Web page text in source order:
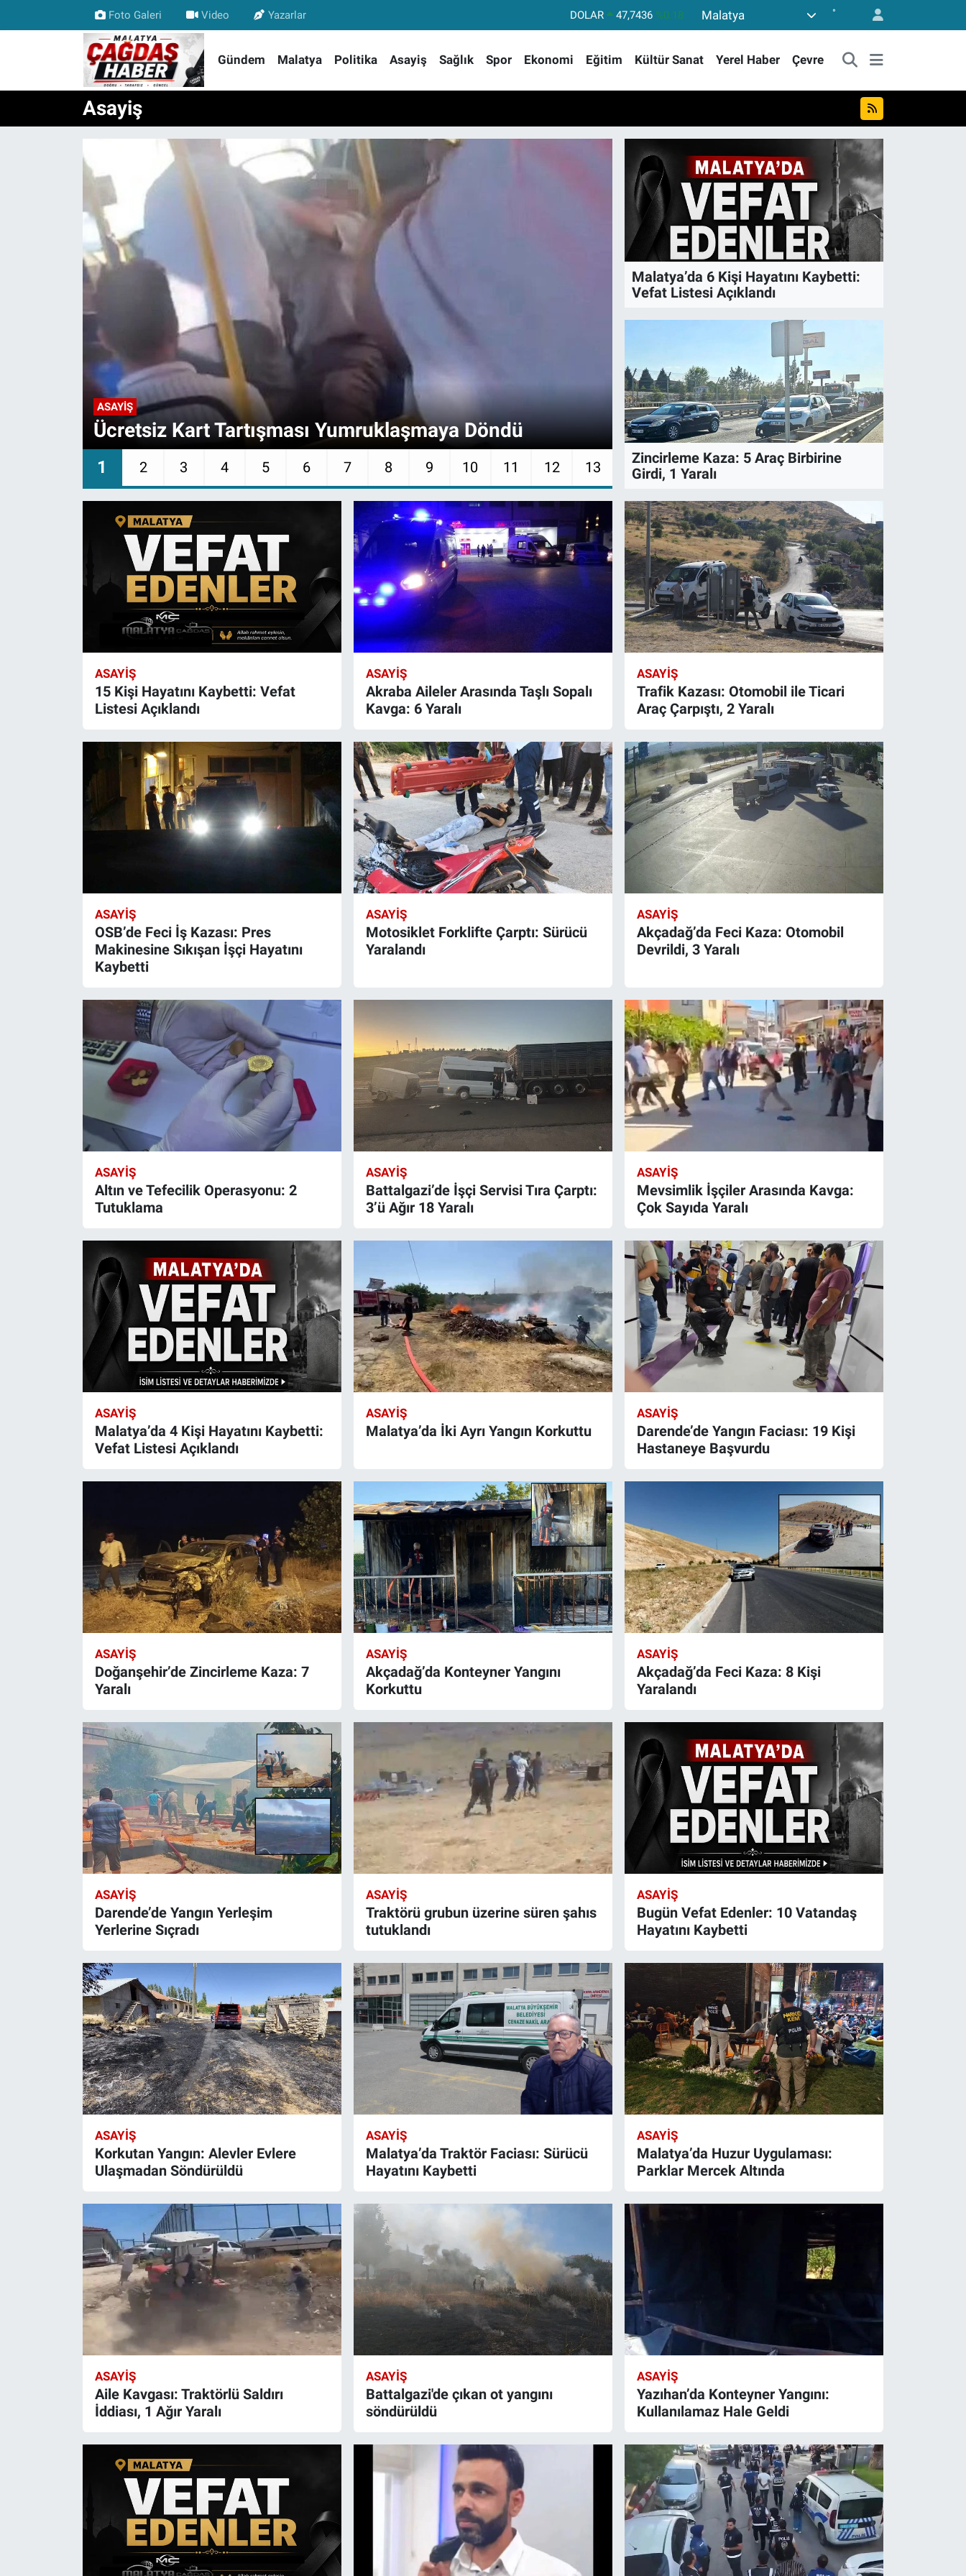
Foto Galeri Video Yazarlar EURO 55,2510 %0.32
GRAM ALTIN
6660.55 %0.03
BİST100
13.779 %-14
Malatya °
Gündem Malatya Politika Asayiş Sağlık Spor Ekonomi Eğitim Kültür Sanat Yerel Haber Çevre
Asayiş
ASAYIŞ
Ücretsiz Kart Tartışması Yumruklaşmaya Döndü
ASAYIŞ
Otobüs Şoförü! Fenalaşan Yolcuyu
1 2 3 4 5 6 7 8 9 10 11 12 13
Malatya’da 6 Kişi Hayatını Kaybetti:
Vefat Listesi Açıklandı
Zincirleme Kaza: 5 Araç Birbirine
Girdi, 1 Yaralı
ASAYIŞ
15 Kişi Hayatını Kaybetti: Vefat
Listesi Açıklandı
ASAYIŞ
Akraba Aileler Arasında Taşlı Sopalı
Kavga: 6 Yaralı
ASAYIŞ
Trafik Kazası: Otomobil ile Ticari
Araç Çarpıştı, 2 Yaralı
ASAYIŞ
OSB’de Feci İş Kazası: Pres
Makinesine Sıkışan İşçi Hayatını
Kaybetti
ASAYIŞ
Motosiklet Forklifte Çarptı: Sürücü
Yaralandı
ASAYIŞ
Akçadağ’da Feci Kaza: Otomobil
Devrildi, 3 Yaralı
ASAYIŞ
Altın ve Tefecilik Operasyonu: 2
Tutuklama
ASAYIŞ
Battalgazi’de İşçi Servisi Tıra Çarptı:
3’ü Ağır 18 Yaralı
ASAYIŞ
Mevsimlik İşçiler Arasında Kavga:
Çok Sayıda Yaralı
ASAYIŞ
Malatya’da 4 Kişi Hayatını Kaybetti:
Vefat Listesi Açıklandı
ASAYIŞ
Malatya’da İki Ayrı Yangın Korkuttu
ASAYIŞ
Darende’de Yangın Faciası: 19 Kişi
Hastaneye Başvurdu
ASAYIŞ
Doğanşehir’de Zincirleme Kaza: 7
Yaralı
ASAYIŞ
Akçadağ’da Konteyner Yangını
Korkuttu
ASAYIŞ
Akçadağ’da Feci Kaza: 8 Kişi
Yaralandı
ASAYIŞ
Darende’de Yangın Yerleşim
Yerlerine Sıçradı
ASAYIŞ
Traktörü grubun üzerine süren şahıs
tutuklandı
ASAYIŞ
Bugün Vefat Edenler: 10 Vatandaş
Hayatını Kaybetti
ASAYIŞ
Korkutan Yangın: Alevler Evlere
Ulaşmadan Söndürüldü
ASAYIŞ
Malatya’da Traktör Faciası: Sürücü
Hayatını Kaybetti
ASAYIŞ
Malatya’da Huzur Uygulaması:
Parklar Mercek Altında
ASAYIŞ
Aile Kavgası: Traktörlü Saldırı
İddiası, 1 Ağır Yaralı
ASAYIŞ
Battalgazi'de çıkan ot yangını
söndürüldü
ASAYIŞ
Yazıhan’da Konteyner Yangını:
Kullanılamaz Hale Geldi
Nöbetçi Eczaneler
Hava Durumu
Malatya Namaz Vakitleri
Trafik Durumu
Süper Lig Puan Durumu ve Fikstür
Tüm Manşetler
Son Dakika Haberleri
Haber Arşivi